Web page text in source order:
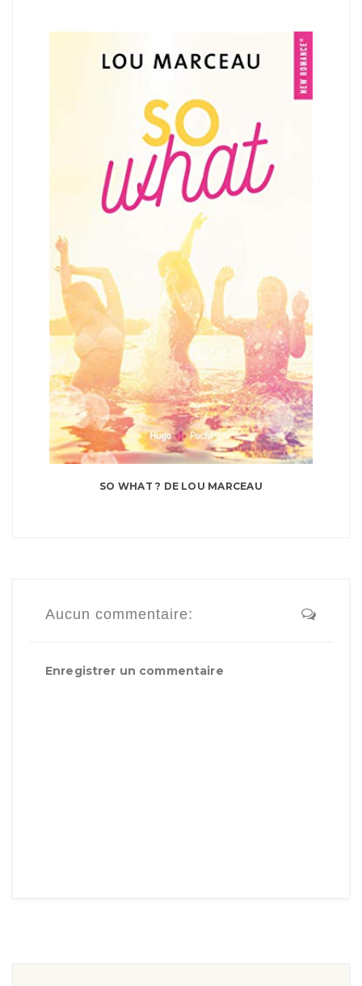
SO WHAT ? DE LOU MARCEAU
Aucun commentaire:
Enregistrer un commentaire